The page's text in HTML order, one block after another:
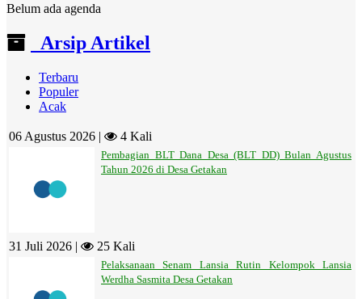
Belum ada agenda
Arsip Artikel
Terbaru
Populer
Acak
06 Agustus 2026 | 4 Kali
Pembagian BLT Dana Desa (BLT DD) Bulan Agustus
Tahun 2026 di Desa Getakan
31 Juli 2026 | 25 Kali
Pelaksanaan Senam Lansia Rutin Kelompok Lansia
Werdha Sasmita Desa Getakan